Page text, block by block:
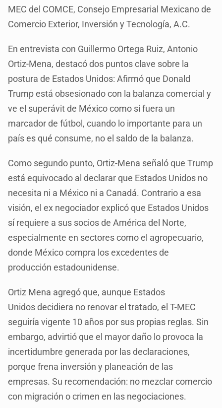
MEC del COMCE, Consejo Empresarial Mexicano de
Comercio Exterior, Inversión y Tecnología, A.C.
En entrevista con Guillermo Ortega Ruiz, Antonio
Ortiz-Mena, destacó dos puntos clave sobre la
postura de Estados Unidos: Afirmó que Donald
Trump está obsesionado con la balanza comercial y
ve el superávit de México como si fuera un
marcador de fútbol, cuando lo importante para un
país es qué consume, no el saldo de la balanza.
Como segundo punto, Ortiz-Mena señaló que Trump
está equivocado al declarar que Estados Unidos no
necesita ni a México ni a Canadá. Contrario a esa
visión, el ex negociador explicó que Estados Unidos
sí requiere a sus socios de América del Norte,
especialmente en sectores como el agropecuario,
donde México compra los excedentes de
producción estadounidense.
Ortiz Mena agregó que, aunque Estados
Unidos decidiera no renovar el tratado, el T-MEC
seguiría vigente 10 años por sus propias reglas. Sin
embargo, advirtió que el mayor daño lo provoca la
incertidumbre generada por las declaraciones,
porque frena inversión y planeación de las
empresas. Su recomendación: no mezclar comercio
con migración o crimen en las negociaciones.